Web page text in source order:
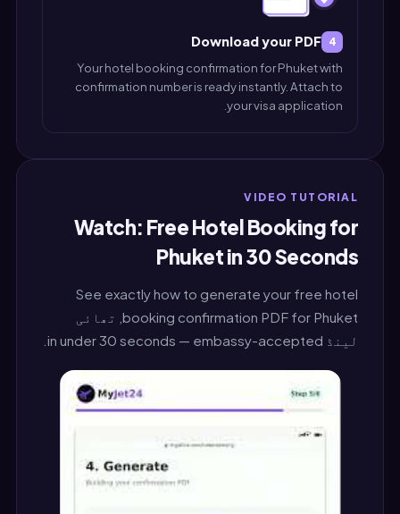
4
Download your PDF
Your hotel booking confirmation for Phuket with
confirmation number is ready instantly. Attach to
your visa application.
VIDEO TUTORIAL
Watch: Free Hotel Booking for
Phuket in 30 Seconds
See exactly how to generate your free hotel
booking confirmation PDF for Phuket, تھائی
لینڈ in under 30 seconds — embassy-accepted.